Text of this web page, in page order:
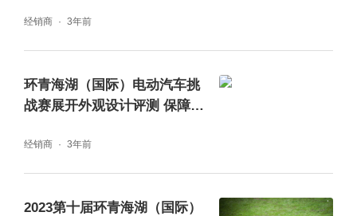
军。岚图追光整车集成项目经理杨蒙、赛力斯
振宇代表各自单位登台领奖，他们接过了颁奖
青海省国资委、省工业和信息化厅党群处处长
张子元颁发的奖杯。
经销商 3年前
环青海湖（国际）电动汽车挑
战赛展开外观设计评测 保障单
经销商 3年前
2023第十届环青海湖（国际）